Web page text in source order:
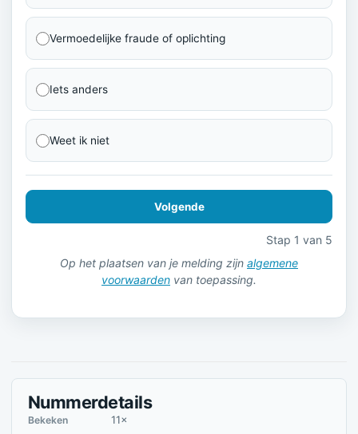
Vermoedelijke fraude of oplichting
Iets anders
Weet ik niet
Volgende
Stap 1 van 5
Op het plaatsen van je melding zijn algemene
voorwaarden van toepassing.
Nummerdetails
Bekeken 11×